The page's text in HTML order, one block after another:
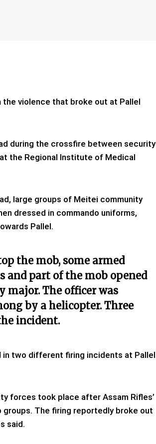
violence that broke out at Pallel
during the crossfire between security
the Regional Institute of Medical
large groups of Meitei community
dressed in commando uniforms,
Pallel.
the mob, some armed
and part of the mob opened
major. The officer was
by a helicopter. Three
incident.
in two different firing incidents at Pallel
forces took place after Assam Rifles’
The firing reportedly broke out
said.